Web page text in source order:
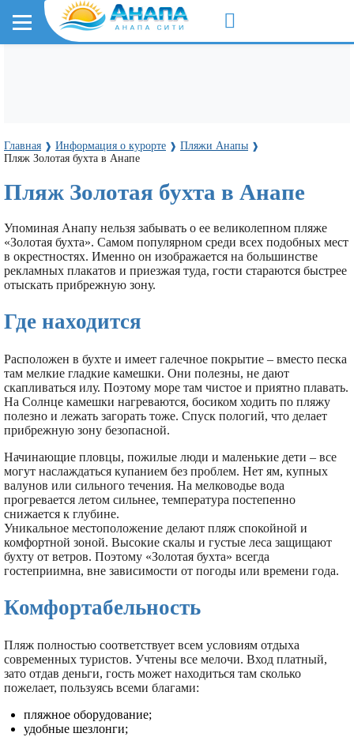
Главная ❱ Информация о курорте ❱ Пляжи Анапы ❱
Пляж Золотая бухта в Анапе
Пляж Золотая бухта в Анапе
Упоминая Анапу нельзя забывать о ее великолепном пляже
«Золотая бухта». Самом популярном среди всех подобных мест
в окрестностях. Именно он изображается на большинстве
рекламных плакатов и приезжая туда, гости стараются быстрее
отыскать прибрежную зону.
Где находится
Расположен в бухте и имеет галечное покрытие – вместо песка
там мелкие гладкие камешки. Они полезны, не дают
скапливаться илу. Поэтому море там чистое и приятно плавать.
На Солнце камешки нагреваются, босиком ходить по пляжу
полезно и лежать загорать тоже. Спуск пологий, что делает
прибрежную зону безопасной.
Начинающие пловцы, пожилые люди и маленькие дети – все
могут наслаждаться купанием без проблем. Нет ям, купных
валунов или сильного течения. На мелководье вода
прогревается летом сильнее, температура постепенно
снижается к глубине.
Уникальное местоположение делают пляж спокойной и
комфортной зоной. Высокие скалы и густые леса защищают
бухту от ветров. Поэтому «Золотая бухта» всегда
гостеприимна, вне зависимости от погоды или времени года.
Комфортабельность
Пляж полностью соответствует всем условиям отдыха
современных туристов. Учтены все мелочи. Вход платный,
зато отдав деньги, гость может находиться там сколько
пожелает, пользуясь всеми благами:
пляжное оборудование;
удобные шезлонги;